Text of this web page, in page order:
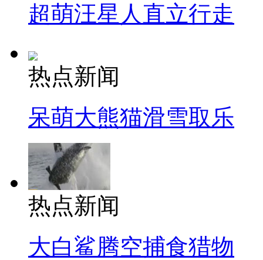
超萌汪星人直立行走
热点新闻
呆萌大熊猫滑雪取乐
热点新闻
大白鲨腾空捕食猎物